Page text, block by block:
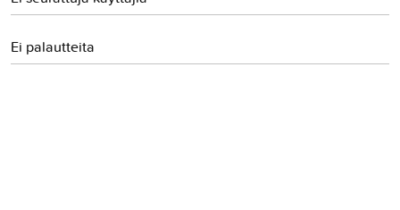
Ei palautteita